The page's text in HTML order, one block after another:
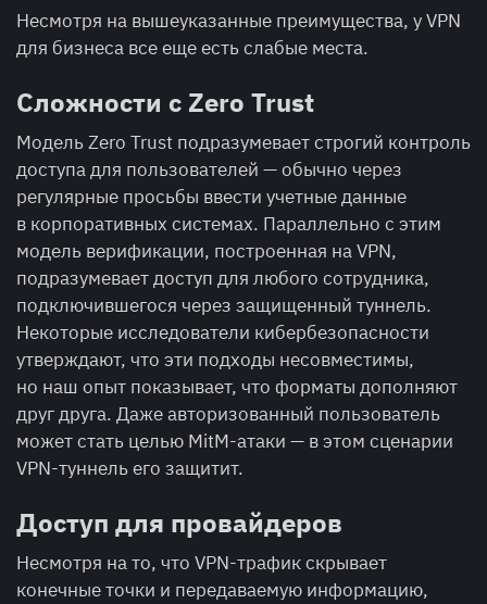
Несмотря на вышеуказанные преимущества, у VPN
для бизнеса все еще есть слабые места.
Сложности с Zero Trust
Модель Zero Trust подразумевает строгий контроль
доступа для пользователей — обычно через
регулярные просьбы ввести учетные данные
в корпоративных системах. Параллельно с этим
модель верификации, построенная на VPN,
подразумевает доступ для любого сотрудника,
подключившегося через защищенный туннель.
Некоторые исследователи кибербезопасности
утверждают, что эти подходы несовместимы,
но наш опыт показывает, что форматы дополняют
друг друга. Даже авторизованный пользователь
может стать целью MitM-атаки — в этом сценарии
VPN-туннель его защитит.
Доступ для провайдеров
Несмотря на то, что VPN-трафик скрывает
конечные точки и передаваемую информацию,